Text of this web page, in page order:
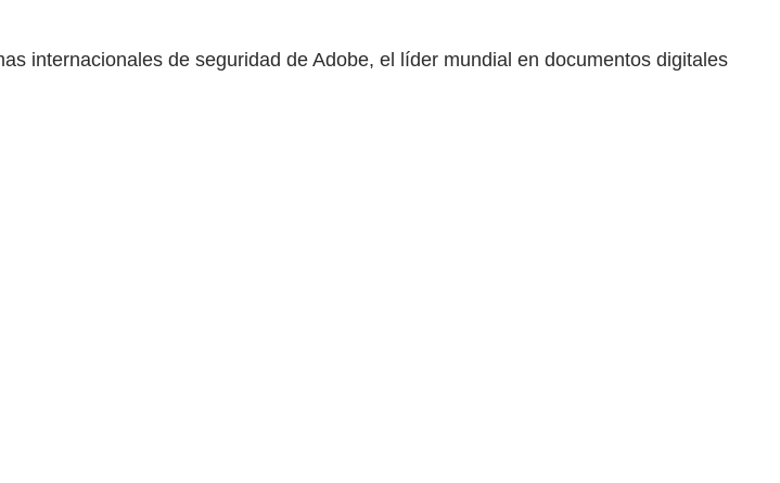
internacionales de seguridad de Adobe, el líder mundial en documentos digitales